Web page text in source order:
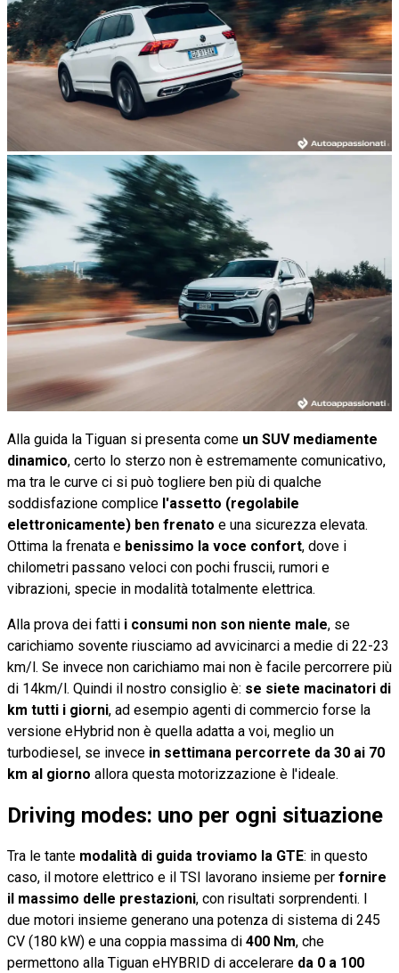
Alla guida la Tiguan si presenta come un SUV mediamente
dinamico, certo lo sterzo non è estremamente comunicativo,
ma tra le curve ci si può togliere ben più di qualche
soddisfazione complice l'assetto (regolabile
elettronicamente) ben frenato e una sicurezza elevata.
Ottima la frenata e benissimo la voce confort, dove i
chilometri passano veloci con pochi fruscii, rumori e
vibrazioni, specie in modalità totalmente elettrica.
Alla prova dei fatti i consumi non son niente male, se
carichiamo sovente riusciamo ad avvicinarci a medie di 22-23
km/l. Se invece non carichiamo mai non è facile percorrere più
di 14km/l. Quindi il nostro consiglio è: se siete macinatori di
km tutti i giorni, ad esempio agenti di commercio forse la
versione eHybrid non è quella adatta a voi, meglio un
turbodiesel, se invece in settimana percorrete da 30 ai 70
km al giorno allora questa motorizzazione è l'ideale.
Driving modes: uno per ogni situazione
Tra le tante modalità di guida troviamo la GTE: in questo
caso, il motore elettrico e il TSI lavorano insieme per fornire
il massimo delle prestazioni, con risultati sorprendenti. I
due motori insieme generano una potenza di sistema di 245
CV (180 kW) e una coppia massima di 400 Nm, che
permettono alla Tiguan eHYBRID di accelerare da 0 a 100